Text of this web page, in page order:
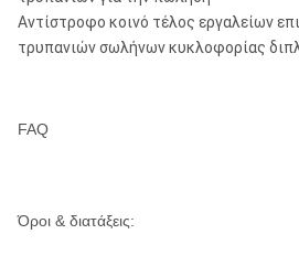
Αντίστροφο κοινό τέλος εργαλείων
τρυπανιών σωλήνων κυκλοφορίας
FAQ
Όροι & διατάξεις: